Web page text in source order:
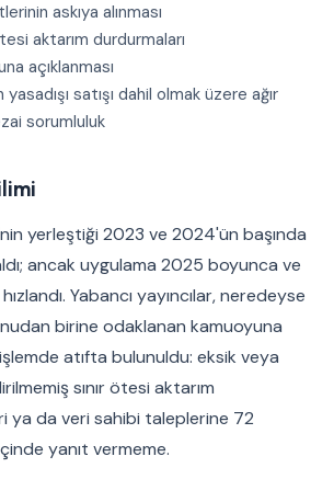
askıya alınması
aktarım durdurmaları
açıklanması
satışı dahil olmak üzere ağır
sorumluluk
yerleştiği 2023 ve 2024'ün başında
ancak uygulama 2025 boyunca ve
Yabancı yayıncılar, neredeyse
birine odaklanan kamuoyuna
atıfta bulunuldu: eksik veya
sınır ötesi aktarım
ya da veri sahibi taleplerine 72
yanıt vermeme.